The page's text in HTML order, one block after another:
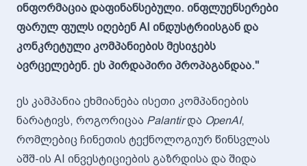
ინფორმაცია დაფინანსებული. ინფლუენსერები
ფარულ ფულს იღებენ AI ინდუსტრიისგან და
კონკრეტული კომპანიების მესიჯებს
ავრცელებენ. ეს პირდაპირი პროპაგანდაა."
ეს კამპანია ეხმიანება ისეთი კომპანიების
ნარატივს, როგორიცაა Palantirდა OpenAI,
რომლებიც ჩინეთის ტექნოლოგიურ წინსვლას
აშშ-ის AI ინვესტიციების გაზრდისა და შიდა